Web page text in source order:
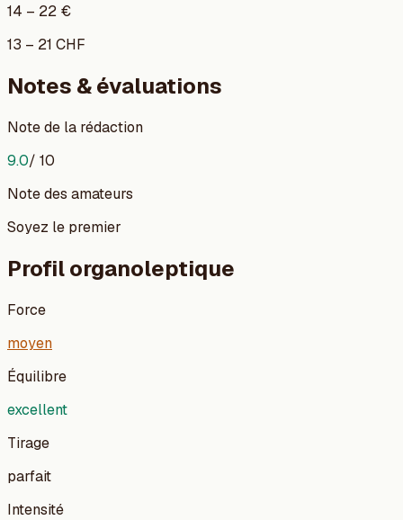
14 – 22 €
13 – 21 CHF
Notes & évaluations
Note de la rédaction
9.0/ 10
Note des amateurs
Soyez le premier
Profil organoleptique
Force
moyen
Équilibre
excellent
Tirage
parfait
Intensité